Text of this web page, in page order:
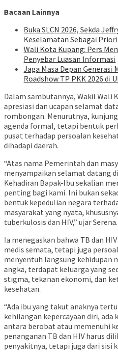
Bacaan Lainnya
Buka SLCN 2026, Sekda
Keselamatan Sebagai
Wali Kota Kupang: Pers
Penyebar Luasan Informasi
Jaga Masa Depan Generasi
Roadshow TP PKK 2026 di
Dalam sambutannya, Wakil Wali
apresiasi dan ucapan selamat
rombongan. Menurutnya,
agenda formal, tetapi bentuk
pusat terhadap persoalan
dihadapi daerah.
“Atas nama Pemerintah dan
menyampaikan selamat datang
Kehadiran Bapak-Ibu sekalian
penting bagi kami. Ini bukan
bentuk kepedulian negara
masyarakat yang nyata,
tuberkulosis dan HIV,” ujar Serena.
Ia menegaskan bahwa TB dan
medis semata, tetapi juga
menyentuh langsung kehidupan
angka, terdapat keluarga yang
stigma, tekanan ekonomi, dan
kesehatan.
“Ada ibu yang takut anaknya
kehilangan kepercayaan diri, ada
antara berobat atau memenuhi
penanganan TB dan HIV harus
penyakitnya, tetapi juga dari sisi